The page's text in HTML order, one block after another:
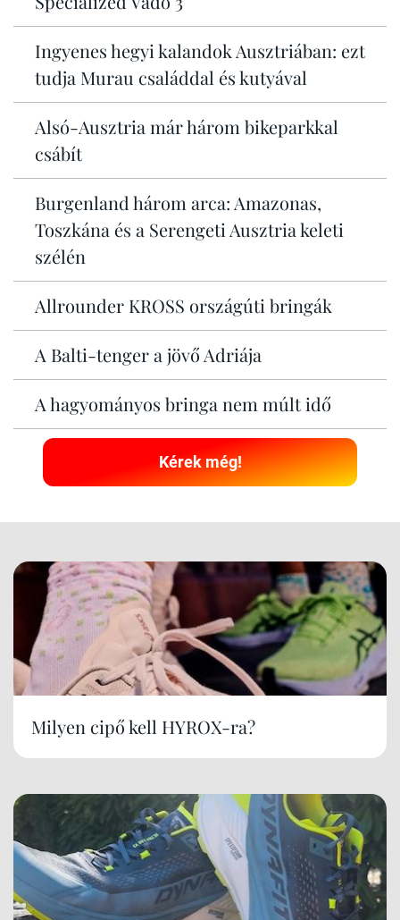
Ingyenes hegyi kalandok Ausztriában: ezt
tudja Murau családdal és kutyával
Alsó-Ausztria már három bikeparkkal
csábít
Burgenland három arca: Amazonas,
Toszkána és a Serengeti Ausztria keleti
szélén
Allrounder KROSS országúti bringák
A Balti-tenger a jövő Adriája
A hagyományos bringa nem múlt idő
Kérek még!
Milyen cipő kell HYROX-ra?